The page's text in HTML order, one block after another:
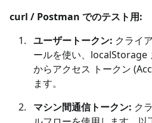
curl / Postman でのテスト用:
ユーザートークン: クライ
ールを使い、localStorage
からアクセス トークン
ます。
マシン間通信トークン: ク